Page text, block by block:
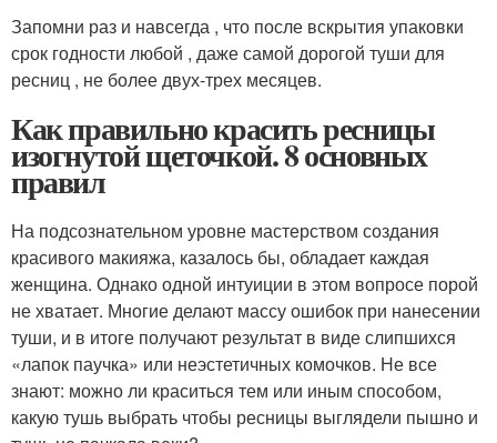
Запомни раз и навсегда , что после вскрытия упаковки
срок годности любой , даже самой дорогой туши для
ресниц , не более двух-трех месяцев.
Как правильно красить ресницы
изогнутой щеточкой. 8 основных
правил
На подсознательном уровне мастерством создания
красивого макияжа, казалось бы, обладает каждая
женщина. Однако одной интуиции в этом вопросе порой
не хватает. Многие делают массу ошибок при нанесении
туши, и в итоге получают результат в виде слипшихся
«лапок паучка» или неэстетичных комочков. Не все
знают: можно ли краситься тем или иным способом,
какую тушь выбрать чтобы ресницы выглядели пышно и